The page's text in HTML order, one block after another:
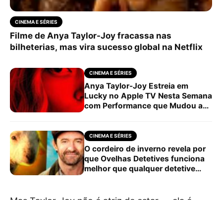
CINEMA E SÉRIES
Filme de Anya Taylor-Joy fracassa nas
bilheterias, mas vira sucesso global na Netflix
CINEMA E SÉRIES
Anya Taylor-Joy Estreia em
Lucky no Apple TV Nesta Semana
com Performance que Mudou a
CINEMA E SÉRIES
O cordeiro de inverno revela por
que Ovelhas Detetives funciona
melhor que qualquer detetive